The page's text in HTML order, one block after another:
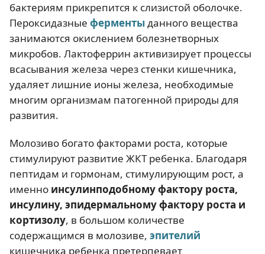
бактериям прикрепится к слизистой оболочке.
Пероксидазные ферментыданного вещества
занимаются окислением болезнетворных
микробов. Лактоферрин активизирует процессы
всасывания железа через стенки кишечника,
удаляет лишние ионы железа, необходимые
многим организмам патогенной природы для
развития.
Молозиво богато факторами роста, которые
стимулируют развитие ЖКТ ребенка. Благодаря
пептидам и гормонам, стимулирующим рост, а
именно инсулинподобному фактору роста,
инсулину, эпидермальному фактору роста и
кортизолу, в большом количестве
содержащимся в молозиве, эпителий
кишечника ребенка претерпевает